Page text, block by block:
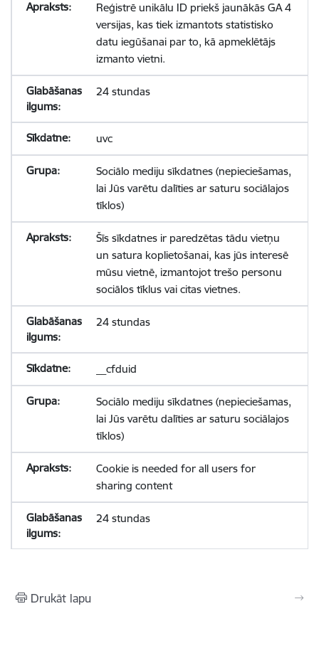
Reģistrē unikālu ID priekš jaunākās GA 4
versijas, kas tiek izmantots statistisko
datu iegūšanai par to, kā apmeklētājs
izmanto vietni.
24 stundas
uvc
Sociālo mediju sīkdatnes (nepieciešamas,
lai Jūs varētu dalīties ar saturu sociālajos
tīklos)
Šīs sīkdatnes ir paredzētas tādu vietņu
un satura koplietošanai, kas jūs interesē
mūsu vietnē, izmantojot trešo personu
sociālos tīklus vai citas vietnes.
24 stundas
__cfduid
Sociālo mediju sīkdatnes (nepieciešamas,
lai Jūs varētu dalīties ar saturu sociālajos
tīklos)
Cookie is needed for all users for
sharing content
24 stundas
Drukāt lapu